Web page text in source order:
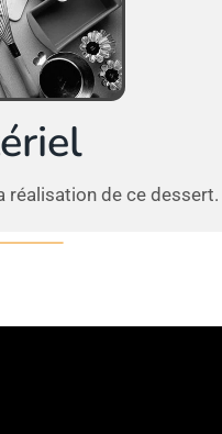
réalisation de ce dessert.